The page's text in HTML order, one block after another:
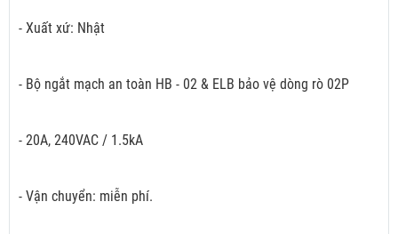
- Xuất xứ: Nhật
- Bộ ngắt mạch an toàn HB - 02 & ELB bảo vệ dòng rò 02P
- 20A, 240VAC / 1.5kA
- Vận chuyển: miễn phí.